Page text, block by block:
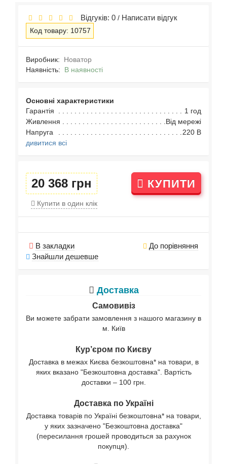
Відгуків: 0 / Написати відгук
Код товару: 10757
Виробник:
Новатор
Наявність: В наявності
Основні характеристики
Гарантія
1 год
Живлення
Від мережі
Напруга
220 В
дивитися всі
20 368 грн КУПИТИ
Купити в один клік
В закладки
До порівняння
Знайшли дешевше
Доставка
Самовивіз
Ви можете забрати замовлення з нашого магазину в
м. Київ
Кур’єром по Києву
Доставка в межах Києва безкоштовна* на товари, в
яких вказано "Безкоштовна доставка". Вартість
доставки – 100 грн.
Доставка по Україні
Доставка товарів по Україні безкоштовна* на товари,
у яких зазначено "Безкоштовна доставка"
(пересилання грошей проводиться за рахунок
покупця).